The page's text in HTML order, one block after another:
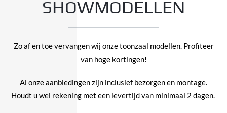
SHOWMODELLEN
Zo af en toe vervangen wij onze toonzaal modellen. Profiteer
van hoge kortingen!
Al onze aanbiedingen zijn inclusief bezorgen en montage.
Houdt u wel rekening met een levertijd van minimaal 2 dagen.